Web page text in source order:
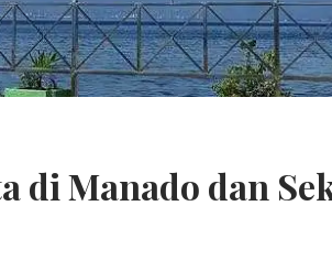
di Manado dan